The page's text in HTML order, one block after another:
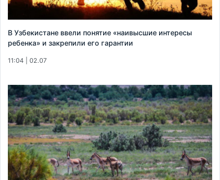
В Узбекистане ввели понятие «наивысшие интересы
ребенка» и закрепили его гарантии
11:04 | 02.07